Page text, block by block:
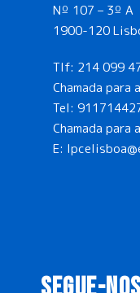
Nº 107 – 3º A
1900-120
Tlf: 214 099
Chamada para
Tel:
Chamada para
E: